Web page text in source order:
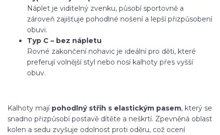
Náplet je viditelný zvenku, působí sportovně a
zároveň zajišťuje pohodlné nošení a lepší přizpůsobení
obuvi.
Typ C – bez nápletu
Rovné zakončení nohavic je ideální pro děti, které
preferují volnější styl nebo nosí kalhoty přes vyšší
obuv.
Kalhoty mají pohodlný střih s elastickým pasem, který se
snadno přizpůsobí postavě dítěte a neškrtí. Zpevněná oblast
kolen a sedu zvyšuje odolnost proti oděru, což ocení